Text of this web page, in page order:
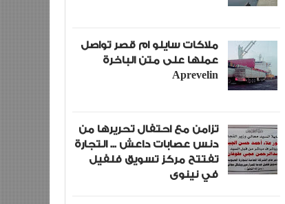
ملاكات سايلو ام قصر تواصل
عملها على متن الباخرة
Aprevelin
تزامن مع احتفال تحريرها من
دنس عصابات داعش ... التجارة
تفتتح مركز تسويق فلفيل
في نينوى